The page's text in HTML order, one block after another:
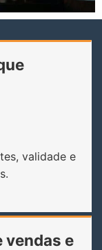
validade e
vendas e